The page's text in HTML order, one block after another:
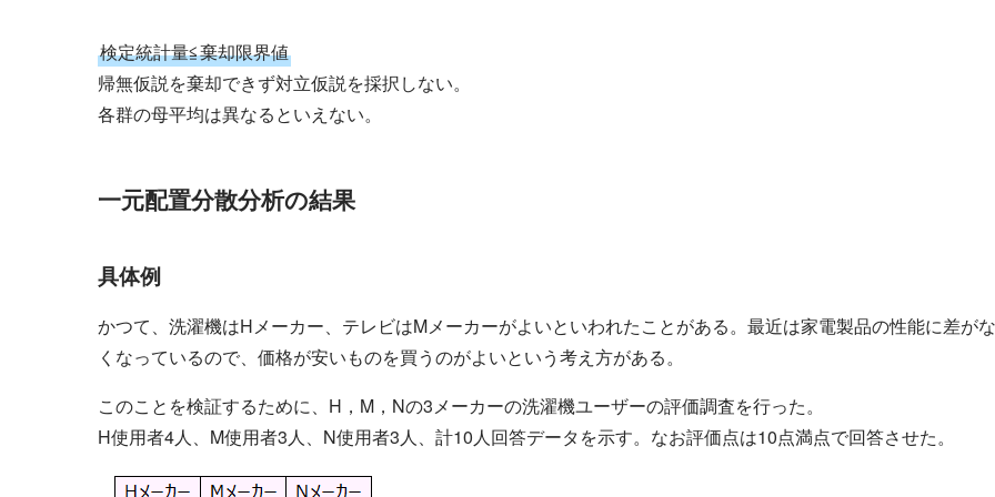
検定統計量≦棄却限界値
帰無仮説を棄却できず対立仮説を採択しない。
各群の母平均は異なるといえない。
一元配置分散分析の結果
具体例
かつて、洗濯機はHメーカー、テレビはMメーカーがよいといわれたことがある。最近は家電製品の性能に差がな
くなっているので、価格が安いものを買うのがよいという考え方がある。
このことを検証するために、H，M，Nの3メーカーの洗濯機ユーザーの評価調査を行った。
H使用者4人、M使用者3人、N使用者3人、計10人回答データを示す。なお評価点は10点満点で回答させた。